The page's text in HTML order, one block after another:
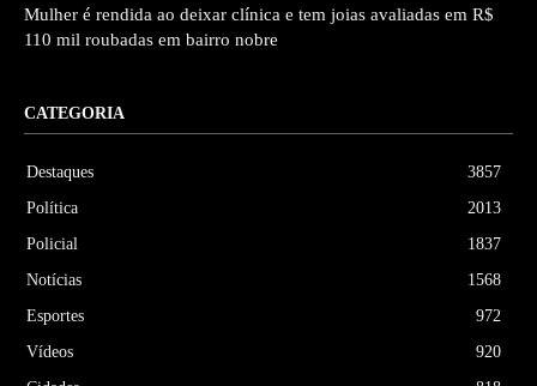
Mulher é rendida ao deixar clínica e tem joias avaliadas em R$
110 mil roubadas em bairro nobre
CATEGORIA
Destaques
3857
Política
2013
Policial
1837
Notícias
1568
Esportes
972
Vídeos
920